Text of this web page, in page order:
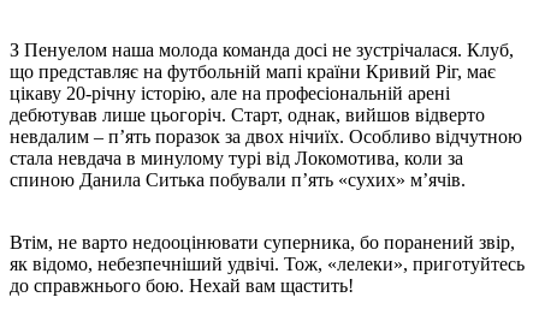
З Пенуелом наша молода команда досі не зустрічалася. Клуб,
що представляє на футбольній мапі країни Кривий Ріг, має
цікаву 20-річну історію, але на професіональній арені
дебютував лише цьогоріч. Старт, однак, вийшов відверто
невдалим – пʼять поразок за двох нічиїх. Особливо відчутною
стала невдача в минулому турі від Локомотива, коли за
спиною Данила Ситька побували пʼять «сухих» мʼячів.
Втім, не варто недооцінювати суперника, бо поранений звір,
як відомо, небезпечніший удвічі. Тож, «лелеки», приготуйтесь
до справжнього бою. Нехай вам щастить!